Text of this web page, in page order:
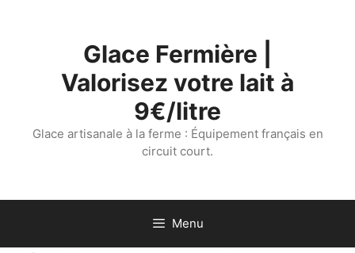
Glace Fermière |
Valorisez votre lait à
9€/litre
Glace artisanale à la ferme : Équipement français en
circuit court.
Menu